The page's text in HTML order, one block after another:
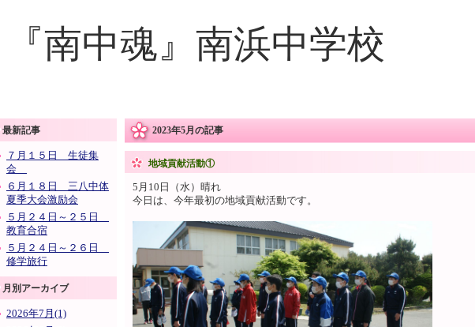
『南中魂』南浜中学校
最新記事
７月１５日 生徒集
会
６月１８日 三八中体
夏季大会激励会
５月２４日～２５日
教育合宿
５月２４日～２６日
修学旅行
月別アーカイブ
2026年7月(1)
2023年5月の記事
地域貢献活動①
5月10日（水）晴れ
今日は、今年最初の地域貢献活動です。